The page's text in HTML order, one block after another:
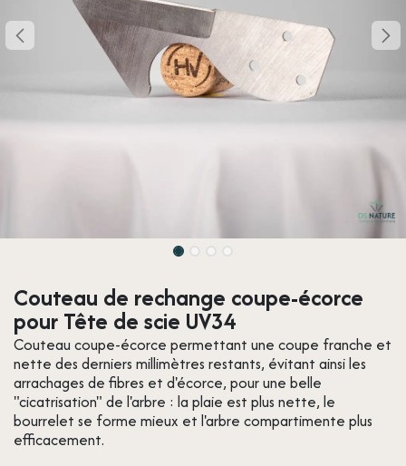
Couteau de rechange coupe-écorce
pour Tête de scie UV34
Couteau coupe-écorce permettant une coupe franche et
nette des derniers millimètres restants, évitant ainsi les
arrachages de fibres et d'écorce, pour une belle
"cicatrisation" de l'arbre : la plaie est plus nette, le
bourrelet se forme mieux et l'arbre compartimente plus
efficacement.